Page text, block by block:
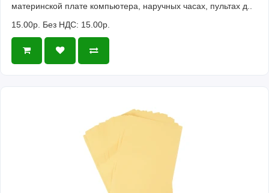
материнской плате компьютера, наручных часах, пультах д..
15.00р. Без НДС: 15.00р.